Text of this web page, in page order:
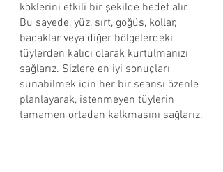
köklerini etkili bir şekilde hedef alır.
Bu sayede, yüz, sırt, göğüs, kollar,
bacaklar veya diğer bölgelerdeki
tüylerden kalıcı olarak kurtulmanızı
sağlarız. Sizlere en iyi sonuçları
sunabilmek için her bir seansı özenle
planlayarak, istenmeyen tüylerin
tamamen ortadan kalkmasını sağlarız.​